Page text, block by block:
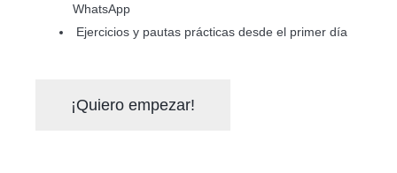
WhatsApp
Ejercicios y pautas prácticas desde el primer día
¡Quiero empezar!